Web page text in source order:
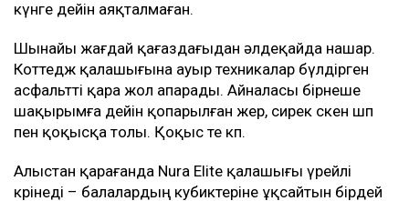
күнге дейін аяқталмаған.
Шынайы жағдай қағаздағыдан әлдеқайда нашар.
Коттедж қалашығына ауыр техникалар бүлдірген
асфальтті қара жол апарады. Айналасы бірнеше
шақырымға дейін қопарылған жер, сирек өскен шөп
пен қоқысқа толы. Қоқыс өте көп.
Алыстан қарағанда Nura Elite қалашығы үрейлі
көрінеді – балалардың кубиктеріне ұқсайтын бірдей